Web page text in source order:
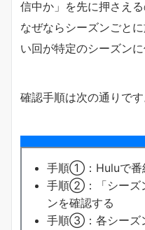
信中か」を先に押さえる
なぜならシーズンごと
い回が特定のシーズン
確認手順は次の通りです
手順①：Huluで番
手順②：「シーズ
ンを確認する
手順③：各シーズ